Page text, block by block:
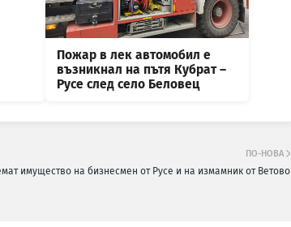
Пожар в лек автомобил е
възникнал на пътя Кубрат –
Русе след село Беловец
ПО-НОВА
имущество на бизнесмен от Русе и на измамник от Ветово